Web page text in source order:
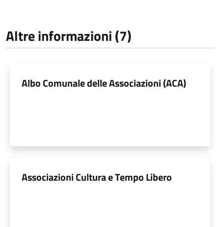
Altre informazioni (7)
Albo Comunale delle Associazioni (ACA)
Associazioni Cultura e Tempo Libero